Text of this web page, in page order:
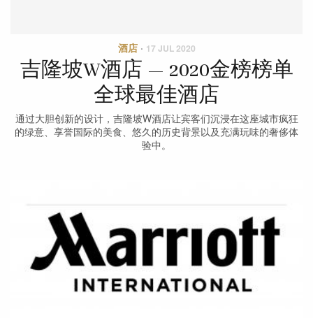
酒店· 17 JUL 2020
吉隆坡W酒店 — 2020金榜榜单
全球最佳酒店
通过大胆创新的设计，吉隆坡W酒店让宾客们沉浸在这座城市疯狂
的绿意、享誉国际的美食、悠久的历史背景以及充满玩味的奢侈体
验中。